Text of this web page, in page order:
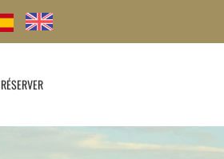
RÉSERVER